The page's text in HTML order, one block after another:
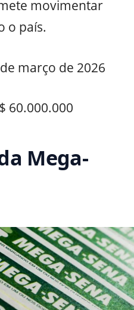
movimentar
o país.
março de 2026
60.000.000
Mega-